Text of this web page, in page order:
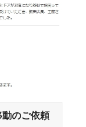
動のご依頼